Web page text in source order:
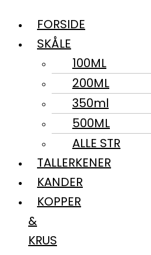
FORSIDE
SKÅLE
100ML
200ML
350ml
500ML
ALLE STR
TALLERKENER
KANDER
KOPPER
&
KRUS